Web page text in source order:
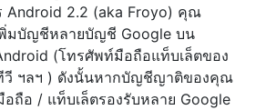
Android 2.2 (aka Froyo) คุณ
พิ่มบัญชีหลายบัญชี Google บน
(โทรศัพท์มือถือแท็บเล็ตของ
วี ฯลฯ ) ดังนั้นหากบัญชีญาติของคุณ
ถือ / แท็บเล็ตรองรับหลาย Google